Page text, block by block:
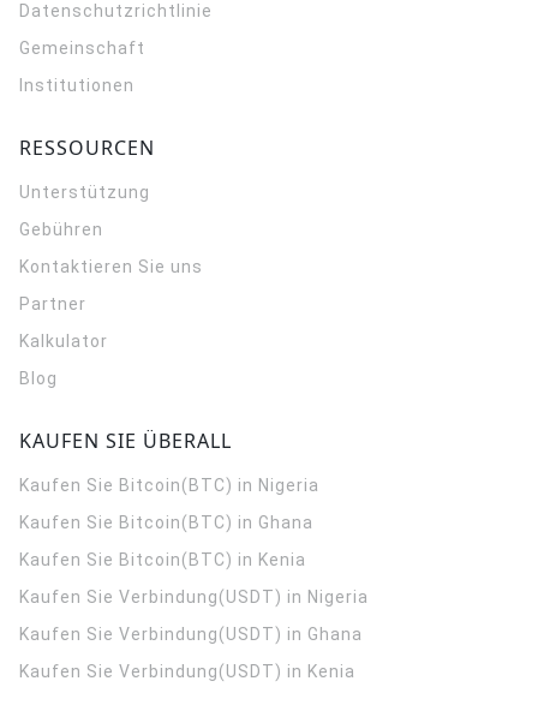
Datenschutzrichtlinie
Gemeinschaft
Institutionen
RESSOURCEN
Unterstützung
Gebühren
Kontaktieren Sie uns
Partner
Kalkulator
Blog
KAUFEN SIE ÜBERALL
Kaufen Sie Bitcoin(BTC) in Nigeria
Kaufen Sie Bitcoin(BTC) in Ghana
Kaufen Sie Bitcoin(BTC) in Kenia
Kaufen Sie Verbindung(USDT) in Nigeria
Kaufen Sie Verbindung(USDT) in Ghana
Kaufen Sie Verbindung(USDT) in Kenia